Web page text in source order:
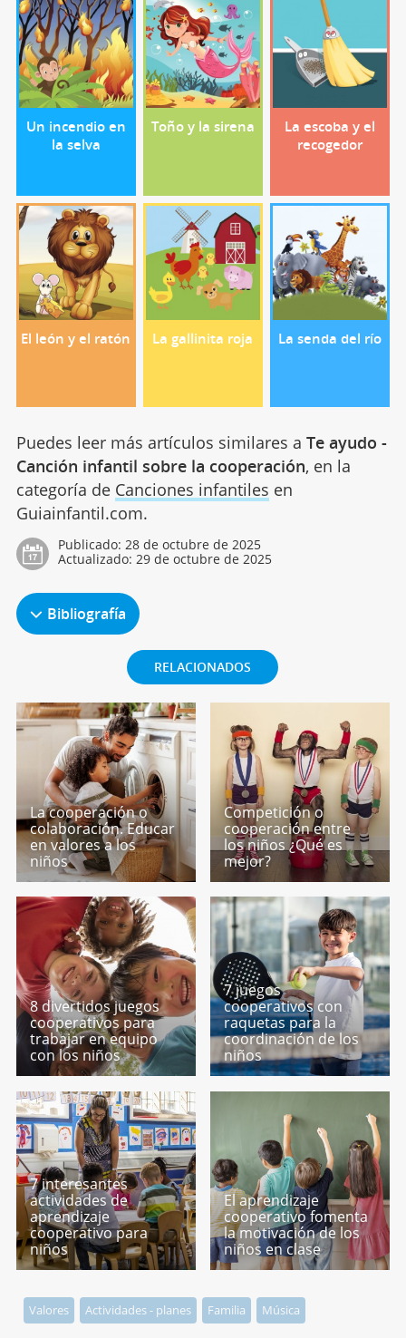
Un incendio en
la selva
Toño y la sirena
La escoba y el
recogedor
El león y el ratón La gallinita roja La senda del río
Puedes leer más artículos similares a Te ayudo -
Canción infantil sobre la cooperación, en la
categoría de Canciones infantiles en
Guiainfantil.com.
Publicado: 28 de octubre de 2025
Actualizado: 29 de octubre de 2025
Bibliografía
RELACIONADOS
La cooperación o
colaboración. Educar
en valores a los
niños
Competición o
cooperación entre
los niños ¿Qué es
mejor?
8 divertidos juegos
cooperativos para
trabajar en equipo
con los niños
7 juegos
cooperativos con
raquetas para la
coordinación de los
niños
7 interesantes
actividades de
aprendizaje
cooperativo para
niños
El aprendizaje
cooperativo fomenta
la motivación de los
niños en clase
Valores Actividades - planes Familia Música